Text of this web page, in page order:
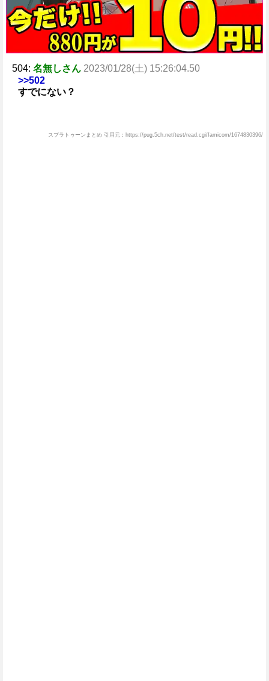
504: 名無しさん 2023/01/28(土) 15:26:04.50
>>502
すでにない？
スプラトゥーンまとめ 引用元：https://pug.5ch.net/test/read.cgi/famicom/1674830396/